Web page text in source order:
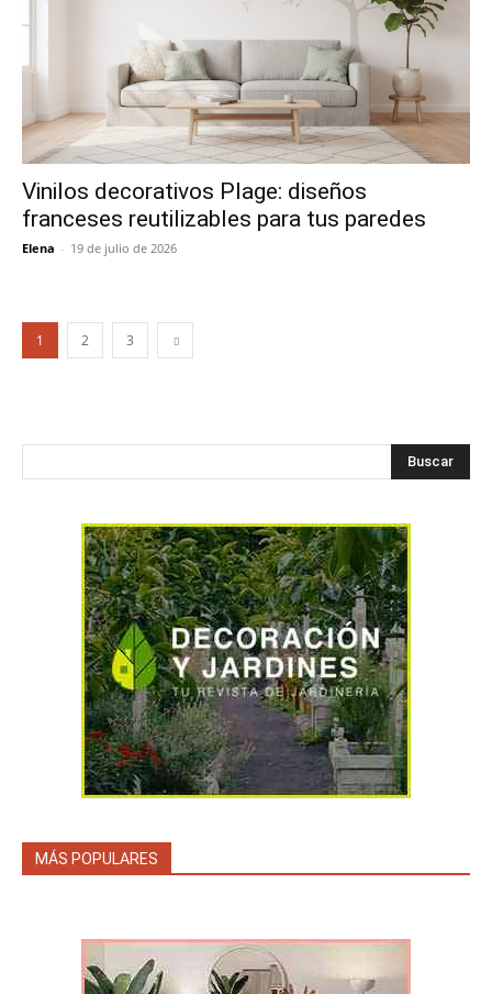
Vinilos decorativos Plage: diseños
franceses reutilizables para tus paredes
Elena - 19 de julio de 2026
1 2 3
Buscar
MÁS POPULARES